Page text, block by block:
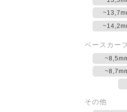
ベースカー
その他